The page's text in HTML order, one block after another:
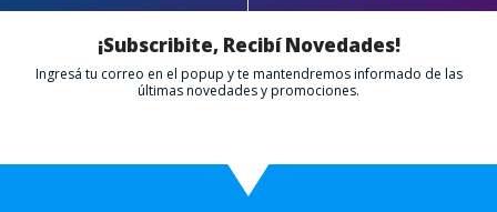
¡Subscribite, Recibí Novedades!
Ingresá tu correo en el popup y te mantendremos informado de las
últimas novedades y promociones.